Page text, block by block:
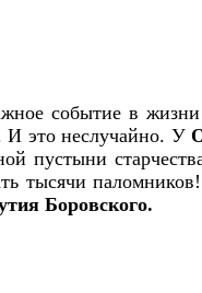
событие в жизни
И это неслучайно. У
пустыни
тысячи
Боровского.